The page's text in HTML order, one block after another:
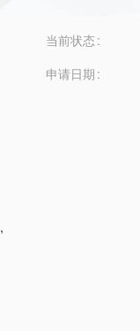
当前状态
申请日期
,